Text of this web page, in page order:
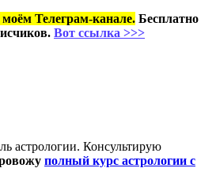
Телеграм-канале. Бесплатно
Вот ссылка >>>
астрологии. Консультирую
полный курс астрологии с